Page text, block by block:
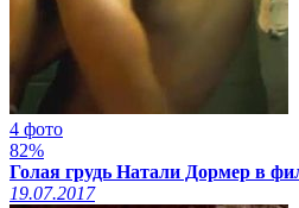
4 фото
82%
Голая грудь Натали Дормер в
19.07.2017